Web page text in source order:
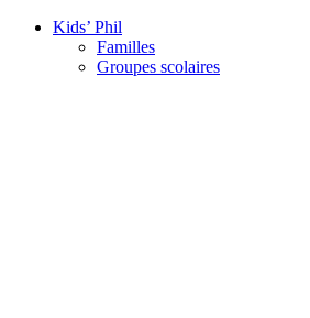
Kids’ Phil
Familles
Groupes scolaires